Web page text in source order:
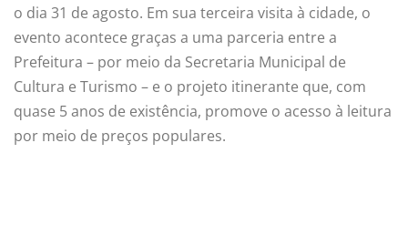
o dia 31 de agosto. Em sua terceira visita à cidade, o
evento acontece graças a uma parceria entre a
Prefeitura – por meio da Secretaria Municipal de
Cultura e Turismo – e o projeto itinerante que, com
quase 5 anos de existência, promove o acesso à leitura
por meio de preços populares.